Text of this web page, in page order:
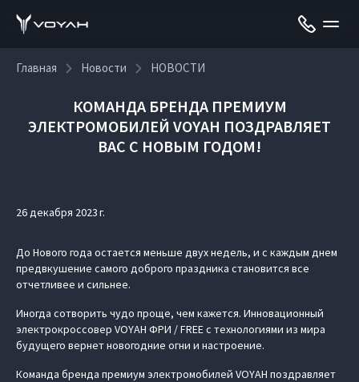
Главная Новости НОВОСТИ
КОМАНДА БРЕНДА ПРЕМИУМ
ЭЛЕКТРОМОБИЛЕЙ VOYAH ПОЗДРАВЛЯЕТ
ВАС С НОВЫМ ГОДОМ!
26 декабря 2023 г.
До Нового года остается меньше двух недель, и с каждым днем
предвкушение самого доброго праздника становится все
отчетливее и сильнее.
Иногда сотворить чудо проще, чем кажется. Инновационный
электрокроссовер VOYAH ФРИ / FREE с технологиями из мира
будущего вернет новогодние огни и настроение.
Команда бренда премиум электромобилей VOYAH поздравляет